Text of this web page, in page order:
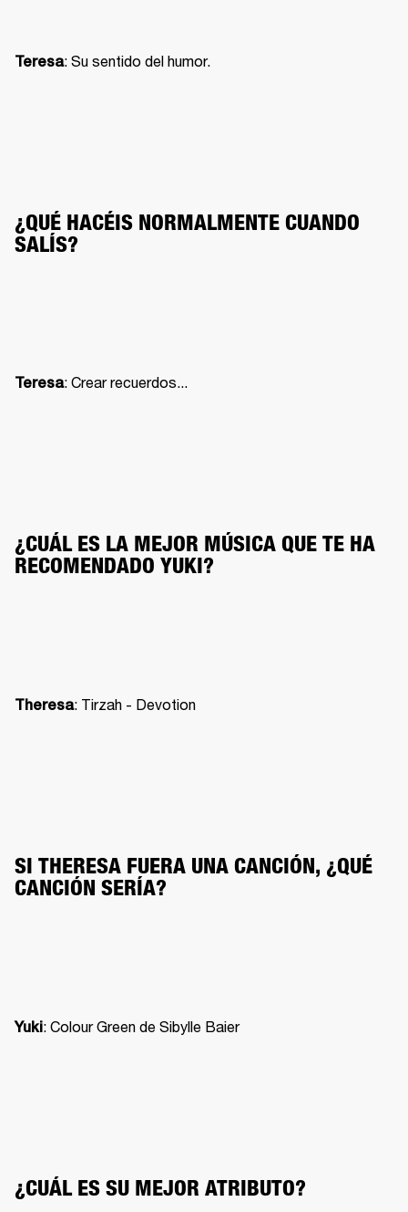
Teresa: Su sentido del humor.
¿QUÉ HACÉIS NORMALMENTE CUANDO
SALÍS?
Teresa: Crear recuerdos...
¿CUÁL ES LA MEJOR MÚSICA QUE TE HA
RECOMENDADO YUKI?
Theresa: Tirzah - Devotion
SI THERESA FUERA UNA CANCIÓN, ¿QUÉ
CANCIÓN SERÍA?
Yuki: Colour Green de Sibylle Baier
¿CUÁL ES SU MEJOR ATRIBUTO?